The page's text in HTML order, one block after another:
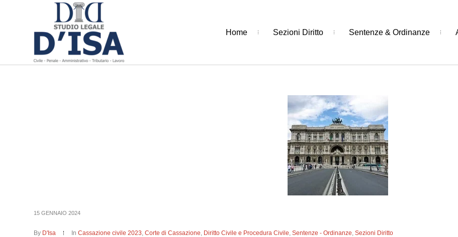
Home Sezioni Diritto Sentenze & Ordinanze
15 GENNAIO 2024
By D'Isa InCassazione civile 2023,Corte di Cassazione, Diritto Civile e Procedura Civile,Sentenze - Ordinanze,Sezioni Diritto